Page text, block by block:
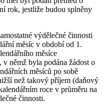
rok, jestliže budou splněny
výdělečné činnosti
měsíc v období od 1.
měsíce
němž byla podána žádost o
měsíců po sobě
než takový příjem (daňový
roce v průměru na
činnosti.